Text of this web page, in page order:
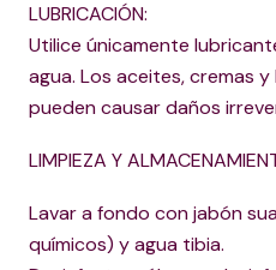
LUBRICACIÓN:
Utilice únicamente
agua. Los aceites, cremas
pueden causar daños
LIMPIEZA Y
Lavar a fondo con jabón
químicos) y agua tibia.